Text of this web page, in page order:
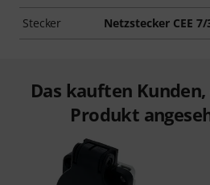
Stecker Netzstecker CEE
Das kauften
Produkt